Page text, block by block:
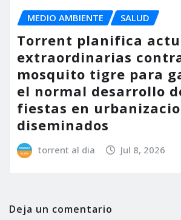
MEDIO AMBIENTE SALUD
Torrent planifica
extraordinarias
mosquito tigre para
el normal desarrollo
fiestas en
diseminados
torrent al dia Jul 8, 2026
Deja un comentario